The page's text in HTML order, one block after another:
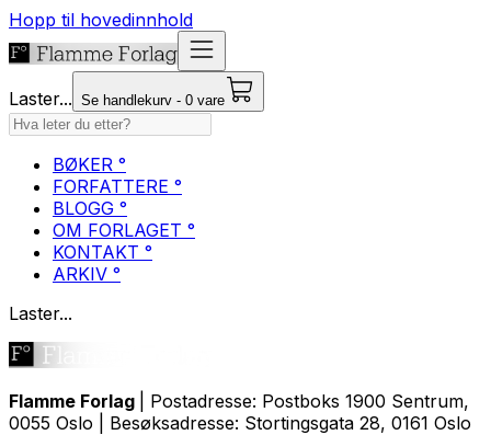
Hopp til hovedinnhold
Laster... Se handlekurv - 0 vare
BØKER °
FORFATTERE °
BLOGG °
OM FORLAGET °
KONTAKT °
ARKIV °
Laster...
Flamme Forlag
| Postadresse: Postboks 1900 Sentrum,
0055 Oslo | Besøksadresse: Stortingsgata 28, 0161 Oslo